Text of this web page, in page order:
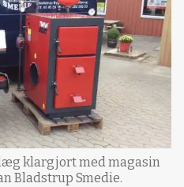
klargjort med magasin
Bladstrup Smedie.